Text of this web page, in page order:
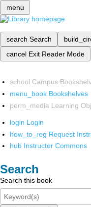
menu
search Search
cancel Exit Reader Mode
school Campus
menu_book Bookshelves
perm_media Learning
login Login
how_to_reg Request
hub Instructor Commons
Search
Search this book